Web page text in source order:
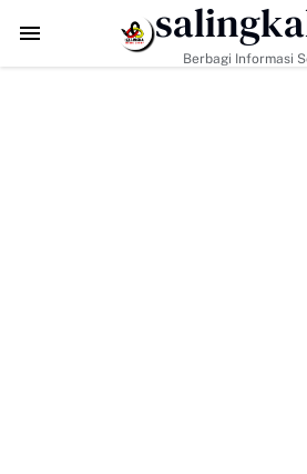
ke-129 Tak Hanya Bangun Jalan,
Berbagi Informasi